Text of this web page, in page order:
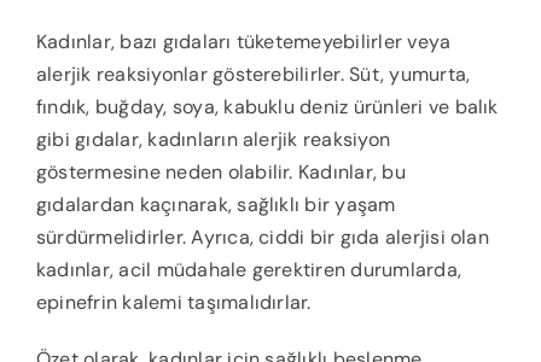
Kadınlar, bazı gıdaları tüketemeyebilirler veya
alerjik reaksiyonlar gösterebilirler. Süt, yumurta,
fındık, buğday, soya, kabuklu deniz ürünleri ve balık
gibi gıdalar, kadınların alerjik reaksiyon
göstermesine neden olabilir. Kadınlar, bu
gıdalardan kaçınarak, sağlıklı bir yaşam
sürdürmelidirler. Ayrıca, ciddi bir gıda alerjisi olan
kadınlar, acil müdahale gerektiren durumlarda,
epinefrin kalemi taşımalıdırlar.